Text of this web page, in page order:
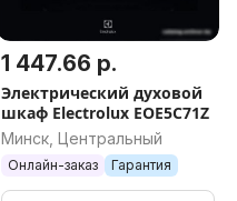
1 447.66 р.
Электрический духовой
шкаф Electrolux EOE5C71Z
Минск, Центральный
Онлайн-заказ Гарантия